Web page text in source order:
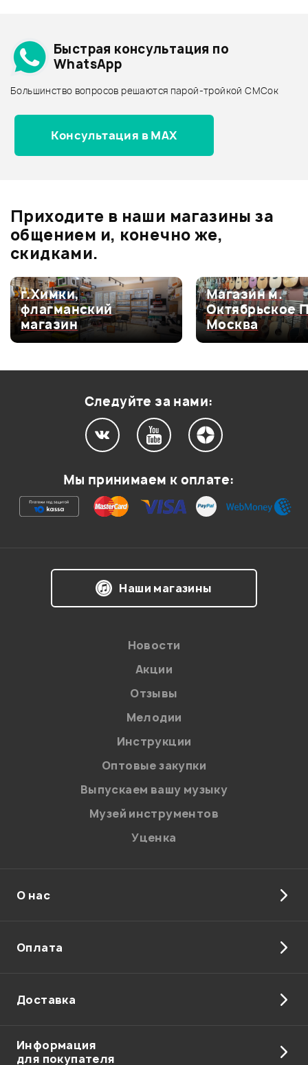
5.0
Оценка5
100%
Оценка4
0
Оценка3
0
Архив товаров - дешевле
Архив товаров - дороже
Все товары MEINL
Архив товаров - новинки
0
хороший креш на 5 балов
хозов филипп 16.03.2010
Мой отзыв о товаре
Впечатления о товаре:
соответствии с
персональных данных.
Отправить
Быстрая консультация по
WhatsApp
Большинство вопросов решаются парой-тройкой СМСок
Консультация в MAX
Приходите в наши магазины за
общением и, конечно же,
скидками.
г.Химки,
флагманский
магазин
Магазин м.
Октябрьское
Москва
Следуйте за нами:
Мы принимаем к оплате:
Наши магазины
Новости
Акции
Отзывы
Мелодии
Инструкции
Оптовые закупки
Выпускаем вашу музыку
Музей инструментов
Уценка
О нас
Оплата
Доставка
Информация
для покупателя